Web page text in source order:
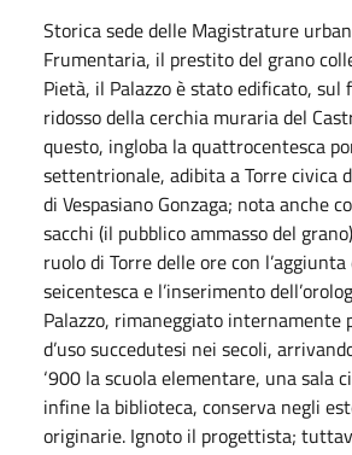
Storica sede delle Magistrature
Frumentaria, il prestito del grano
Pietà, il Palazzo è stato edificato, sul
ridosso della cerchia muraria del
questo, ingloba la quattrocentesca
settentrionale, adibita a Torre civica
di Vespasiano Gonzaga; nota anche
sacchi (il pubblico ammasso del
ruolo di Torre delle ore con l’aggiunta
seicentesca e l’inserimento
Palazzo, rimaneggiato internamente
d’uso succedutesi nei secoli,
‘900 la scuola elementare, una sala
infine la biblioteca, conserva negli
originarie. Ignoto il progettista;